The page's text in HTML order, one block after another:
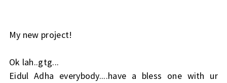
My new project!
Ok lah..gtg...
Eidul Adha everybody....have a bless one with ur